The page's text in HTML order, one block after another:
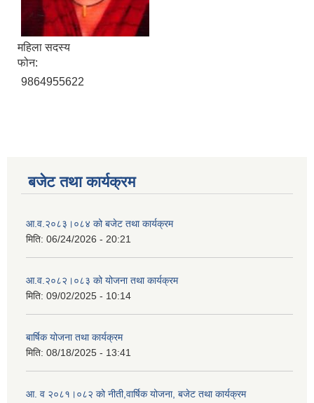
महिला सदस्य
फोन:
9864955622
बजेट तथा कार्यक्रम
आ.व.२०८३।०८४ को बजेट तथा कार्यक्रम
मिति: 06/24/2026 - 20:21
आ.व.२०८२।०८३ को योजना तथा कार्यक्रम
मिति: 09/02/2025 - 10:14
बार्षिक योजना तथा कार्यक्रम
मिति: 08/18/2025 - 13:41
आ. व २०८१।०८२ को नीती,वार्षिक योजना, बजेट तथा कार्यक्रम